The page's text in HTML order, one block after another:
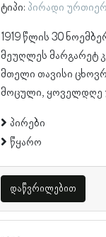
ტიპი: პირადი
1919 წლის 30
მეუღლეს მარგარეტ
მთელი თავისი
მოცული, ყოველდღე
პირები
წყარო
დაწვრილებით